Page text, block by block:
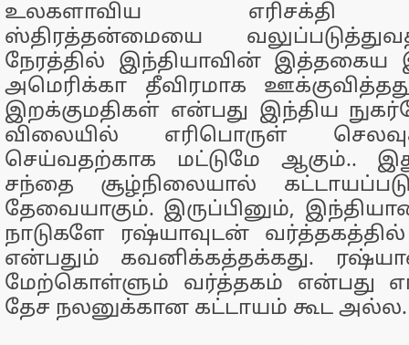
உலகளாவிய எரிசக்தி
ஸ்திரத்தன்மையை
நேரத்தில் இந்தியாவின் இத்தகைய
அமெரிக்கா தீவிரமாக
இறக்குமதிகள் என்பது இந்திய
விலையில் எரிபொருள்
செய்வதற்காக மட்டுமே ஆகும்..
சந்தை சூழ்நிலையால்
தேவையாகும். இருப்பினும்,
நாடுகளே ரஷ்யாவுடன் வர்த்தகத்தில்
என்பதும் கவனிக்கத்தக்கது.
மேற்கொள்ளும் வர்த்தகம் என்பது
தேச நலனுக்கான கட்டாயம் கூட அல்ல.